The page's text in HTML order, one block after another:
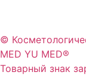
©
MED YU MED®
Товарный знак